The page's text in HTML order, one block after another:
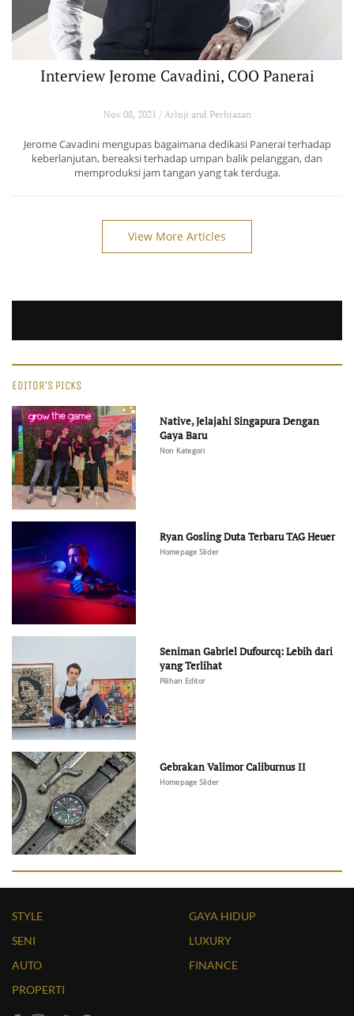
Interview Jerome Cavadini, COO Panerai
Nov 08, 2021 / Arloji and Perhiasan
Jerome Cavadini mengupas bagaimana dedikasi Panerai terhadap
keberlanjutan, bereaksi terhadap umpan balik pelanggan, dan
memproduksi jam tangan yang tak terduga.
View More Articles
EDITOR'S PICKS
Native, Jelajahi Singapura Dengan
Gaya Baru
Non Kategori
Ryan Gosling Duta Terbaru TAG Heuer
Homepage Slider
Seniman Gabriel Dufourcq: Lebih dari
yang Terlihat
Pilihan Editor
Gebrakan Valimor Caliburnus II
Homepage Slider
STYLE
SENI
AUTO
PROPERTI
GAYA HIDUP
LUXURY
FINANCE